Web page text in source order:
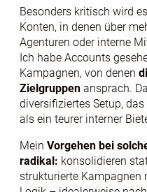
Besonders kritisch wird
Konten, in denen über
Agenturen oder interne
Ich habe Accounts
Kampagnen, von denen
Zielgruppen ansprach.
diversifiziertes Setup,
als ein teurer interner
Mein Vorgehen bei
radikal: konsolidieren
strukturierte Kampagnen